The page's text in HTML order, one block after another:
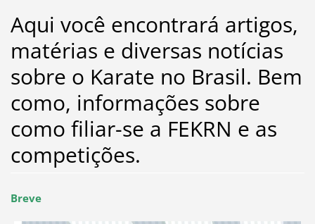
Aqui você encontrará artigos,
matérias e diversas notícias
sobre o Karate no Brasil. Bem
como, informações sobre
como filiar-se a FEKRN e as
competições.
Breve